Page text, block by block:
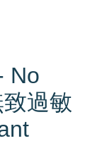
No
過敏